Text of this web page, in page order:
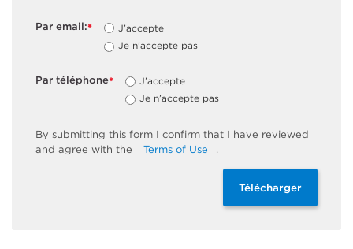
*
Par email:
J’accepte
Je n’accepte pas
*
Par téléphone
J’accepte
Je n’accepte pas
By submitting this form I confirm that I have reviewed
and agree with the Terms of Use .
Télécharger